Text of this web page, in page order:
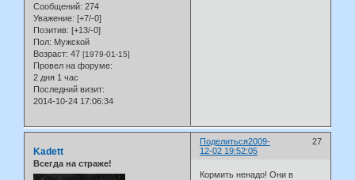
Сообщений: 274
Уважение: [+7/-0]
Позитив: [+13/-0]
Пол: Мужской
Возраст: 47 [1979-01-15]
Провел на форуме:
2 дня 1 час
Последний визит:
2014-10-24 17:06:34
Поделиться 27
2009-
12-02 19:52:05
Kadett
Всегда на страже!
Кормить ненадо! Они в